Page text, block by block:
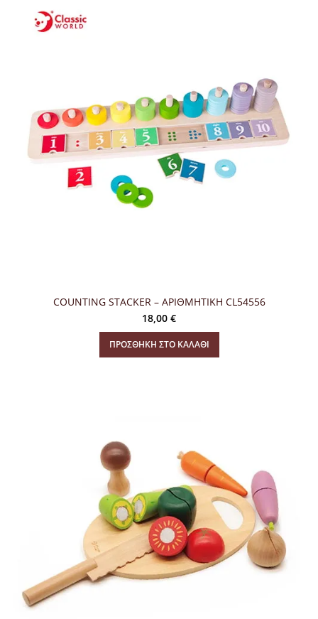
COUNTING STACKER – ΑΡΙΘΜΗΤΙΚΗ CL54556
18,00 €
ΠΡΟΣΘΉΚΗ ΣΤΟ ΚΑΛΆΘΙ